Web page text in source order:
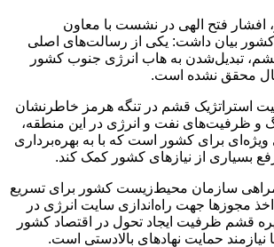
فتح الهی در نشست با معاون
بیان داشت: یکی از رسالت‌های اصلی
تبدیل‌شدن به هاب انرژی جنوب کشور
استراتژیک قشم در تنگه هرمز خاطرنشان
و ظرفیت‌های نفت و انرژی در این منطقه،
برای کشور است که با به بهره‌برداری
بسیاری از نیازهای کشور کمک کند.
سازمان محیط‌زیست کشور برای تسریع
مجوزها جهت راه‌اندازی‌ سایت انرژی در
قشم ظرفیت ایجاد تحول در اقتصاد کشور
نیازمند حمایت نهادهای بالادستی است.